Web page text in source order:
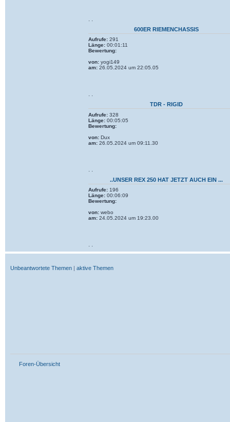
· ·
600ER RIEMENCHASSIS
Aufrufe:291
Länge:00:01:11
Bewertung:
von:yogi149
am:26.05.2024 um 22:05.05
· ·
TDR - RIGID
Aufrufe:328
Länge:00:05:05
Bewertung:
von:Dux
am:26.05.2024 um 09:11.30
· ·
..UNSER REX 250 HAT JETZT AUCH EIN ...
Aufrufe:196
Länge:00:06:09
Bewertung:
von:webo
am:24.05.2024 um 19:23.00
· ·
Unbeantwortete Themen | aktive Themen
Foren-Übersicht